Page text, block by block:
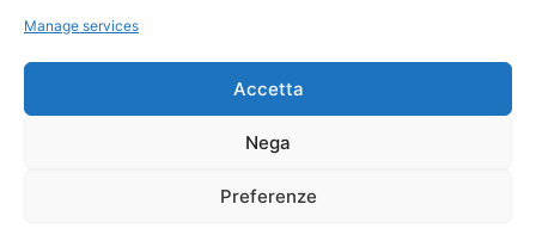
Manage services
Accetta
Nega
Preferenze
Informationen